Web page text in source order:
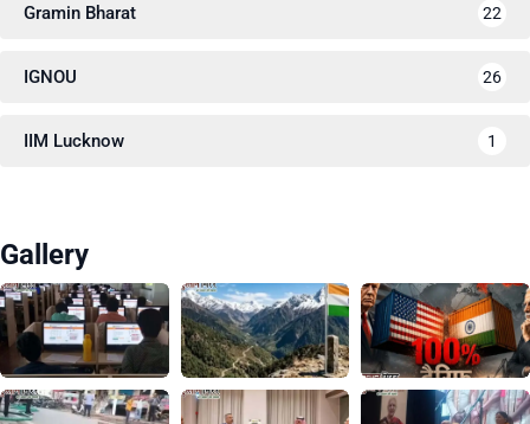
Gramin Bharat 22
IGNOU 26
IIM Lucknow 1
Gallery